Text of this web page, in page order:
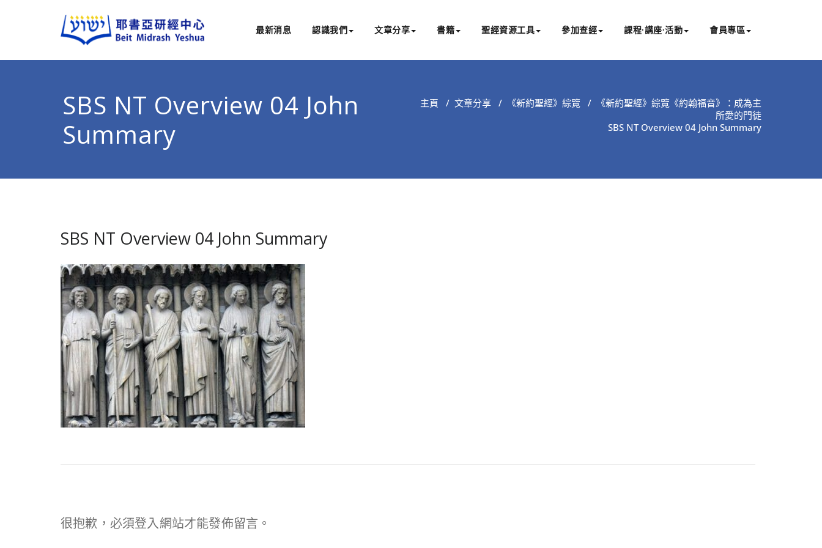
最新消息 認識我們 文章分享 書籍 聖經資源工具 參加查經 課程∙講座∙活動 會員專區
SBS NT Overview 04 John
Summary
主頁 / 文章分享 / 《新約聖經》綜覽 /
《新約聖經》綜覽《約翰福音》：成為主
所愛的門徒
SBS NT Overview 04 John Summary
SBS NT Overview 04 John Summary
很抱歉，必須登入網站才能發佈留言。